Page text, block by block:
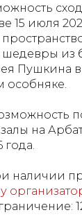
15 июля
шедевры из
Пушкина
особняке.
на
года.
наличии